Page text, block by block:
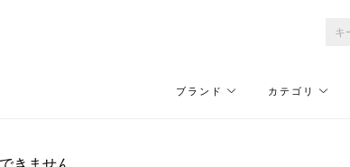
ブランド カテゴリ
きません。